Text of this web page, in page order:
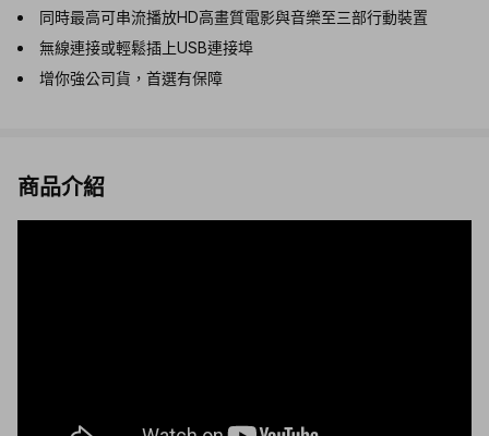
同時最高可串流播放HD高畫質電影與音樂至三部行動裝置
無線連接或輕鬆插上USB連接埠
增你強公司貨，首選有保障
商品介紹